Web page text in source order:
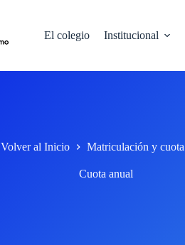
El colegio Institucional
Volver al Inicio Matriculación y
Cuota anual